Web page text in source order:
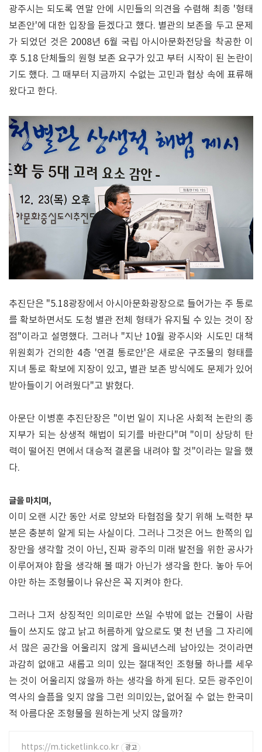
광주시는 되도록 연말 안에 시민들의 의견을 수렴해 최종 '형태
보존안'에 대한 입장을 듣겠다고 했다. 별관의 보존을 두고 문제
가 되었던 것은 2008년 6월 국립 아시아문화전당을 착공한 이
후 5.18 단체들의 원형 보존 요구가 있고 부터 시작이 된 논란이
기도 했다. 그 때부터 지금까지 수없는 고민과 협상 속에 표류해
왔다고 한다.
추진단은 "5.18광장에서 아시아문화광장으로 들어가는 주 통로
를 확보하면서도 도청 별관 전체 형태가 유지될 수 있는 것이 장
점"이라고 설명했다. 그러나 "지난 10월 광주시와 시도민 대책
위원회가 건의한 4층 '연결 통로안'은 새로운 구조물의 형태를
지녀 통로 확보에 지장이 있고, 별관 보존 방식에도 문제가 있어
받아들이기 어려웠다"고 밝혔다.
아문단 이병훈 추진단장은 "이번 일이 지나온 사회적 논란의 종
지부가 되는 상생적 해법이 되기를 바란다"며 "이미 상당히 탄
력이 떨어진 면에서 대승적 결론을 내려야 할 것"이라는 말을 했
다.
글을 마치며,
이미 오랜 시간 동안 서로 양보와 타협점을 찾기 위해 노력한 부
분은 충분히 알게 되는 사실이다. 그러나 그것은 어느 한쪽의 입
장만을 생각할 것이 아닌, 진짜 광주의 미래 발전을 위한 공사가
이루어져야 함을 생각해 볼 때가 아닌가 생각을 한다. 놓아 두어
야만 하는 조형물이나 유산은 꼭 지켜야 한다.
그러나 그저 상징적인 의미로만 쓰일 수밖에 없는 건물이 사람
들이 쓰지도 않고 낡고 허름하게 앞으로도 몇 천 년을 그 자리에
서 많은 공간을 어울리지 않게 을씨년스레 남아있는 것이라면
과감히 없애고 새롭고 의미 있는 절대적인 조형물 하나를 세우
는 것이 어울리지 않을까 하는 생각을 하게 된다. 모든 광주인이
역사의 슬픔을 잊지 않을 그런 의미있는, 없어질 수 없는 한국미
적 아름다운 조형물을 원하는게 낫지 않을까?
https://m.ticketlink.co.kr 광고